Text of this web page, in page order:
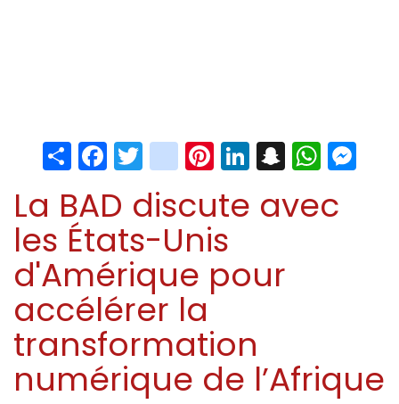
ShareFacebook
Twitter
instagram
Pinterest
LinkedIn
Snapchat
La BAD discute avec
les États-Unis
d'Amérique pour
accélérer la
transformation
numérique de l’Afrique